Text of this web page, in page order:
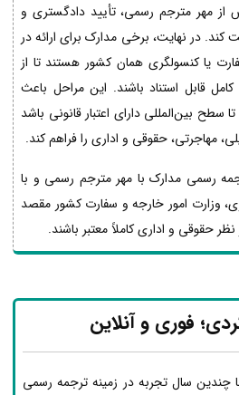
از مهر مترجم رسمی، تأیید دادگستری و
کند. در نهایت، برخی مدارک برای ارائه در
یا کنسولگری همان کشور هستند تا از
قابل استناد باشند. این مراحل باعث
سطح بین‌المللی دارای اعتبار قانونی باشد
مهاجرتی، حقوقی و اداری را فراهم کند.
رسمی مدارک با مهر مترجم رسمی و با
وزارت امور خارجه و سفارت کشور مقصد
حقوقی و اداری کاملاً معتبر باشند.
فوری و آنلاین
چندین سال تجربه در زمینه ترجمه رسمی